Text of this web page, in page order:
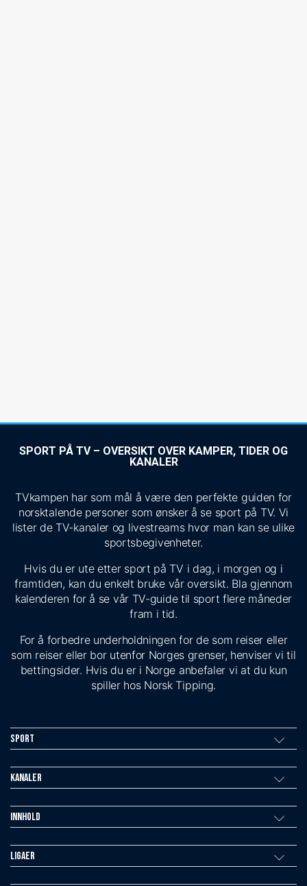
SPORT PÅ TV – OVERSIKT OVER KAMPER, TIDER OG
KANALER
TVkampen har som mål å være den perfekte guiden for
norsktalende personer som ønsker å se sport på TV. Vi
lister de TV-kanaler og livestreams hvor man kan se ulike
sportsbegivenheter.
Hvis du er ute etter sport på TV i dag, i morgen og i
framtiden, kan du enkelt bruke vår oversikt. Bla gjennom
kalenderen for å se vår TV-guide til sport flere måneder
fram i tid.
For å forbedre underholdningen for de som reiser eller
som reiser eller bor utenfor Norges grenser, henviser vi til
bettingsider. Hvis du er i Norge anbefaler vi at du kun
spiller hos Norsk Tipping.
Sport
Kanaler
Innhold
Ligaer